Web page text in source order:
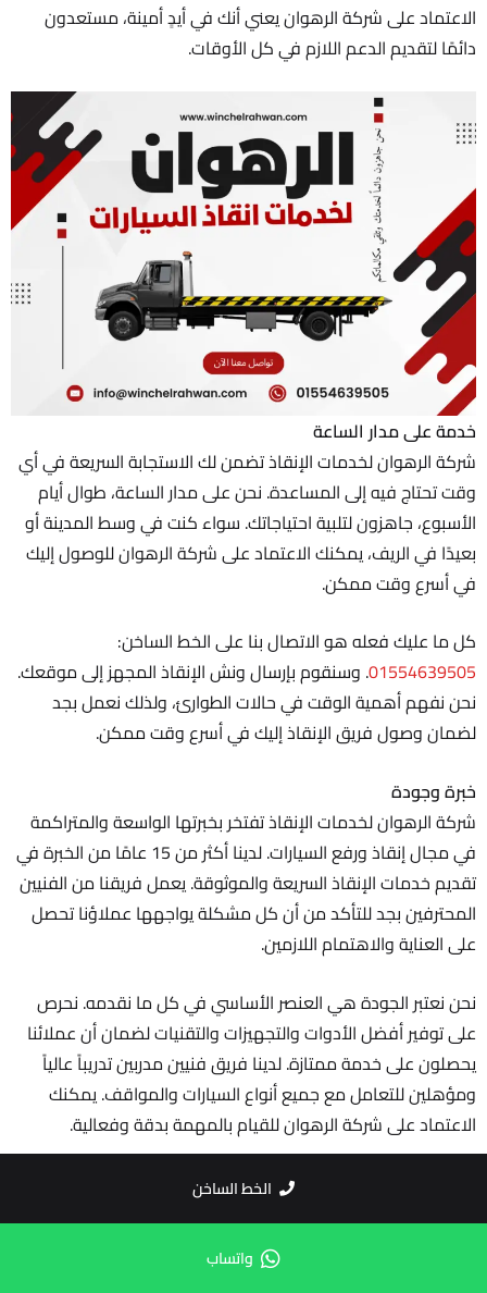
الاعتماد على شركة الرهوان يعني أنك في أيدٍ أمينة، مستعدون
دائمًا لتقديم الدعم اللازم في كل الأوقات.
خدمة على مدار الساعة
شركة الرهوان لخدمات الإنقاذ تضمن لك الاستجابة السريعة في أي
وقت تحتاج فيه إلى المساعدة. نحن على مدار الساعة، طوال أيام
الأسبوع، جاهزون لتلبية احتياجاتك. سواء كنت في وسط المدينة أو
بعيدًا في الريف، يمكنك الاعتماد على شركة الرهوان للوصول إليك
في أسرع وقت ممكن.
كل ما عليك فعله هو الاتصال بنا على الخط الساخن:
01554639505. وسنقوم بإرسال ونش الإنقاذ المجهز إلى موقعك.
نحن نفهم أهمية الوقت في حالات الطوارئ، ولذلك نعمل بجد
لضمان وصول فريق الإنقاذ إليك في أسرع وقت ممكن.
خبرة وجودة
شركة الرهوان لخدمات الإنقاذ تفتخر بخبرتها الواسعة والمتراكمة
في مجال إنقاذ ورفع السيارات. لدينا أكثر من 15 عامًا من الخبرة في
تقديم خدمات الإنقاذ السريعة والموثوقة. يعمل فريقنا من الفنيين
المحترفين بجد للتأكد من أن كل مشكلة يواجهها عملاؤنا تحصل
على العناية والاهتمام اللازمين.
نحن نعتبر الجودة هي العنصر الأساسي في كل ما نقدمه. نحرص
على توفير أفضل الأدوات والتجهيزات والتقنيات لضمان أن عملائنا
يحصلون على خدمة ممتازة. لدينا فريق فنيين مدربين تدريباً عالياً
ومؤهلين للتعامل مع جميع أنواع السيارات والمواقف. يمكنك
الاعتماد على شركة الرهوان للقيام بالمهمة بدقة وفعالية.
واسعة من أوناش الإنقاذ. يمكنك الاعتماد علينا للوصول إليك
بسرعة في أي مكان تحتاج فيه إلى المساعدة. سواء كنت في
الخط الساخن
واتساب